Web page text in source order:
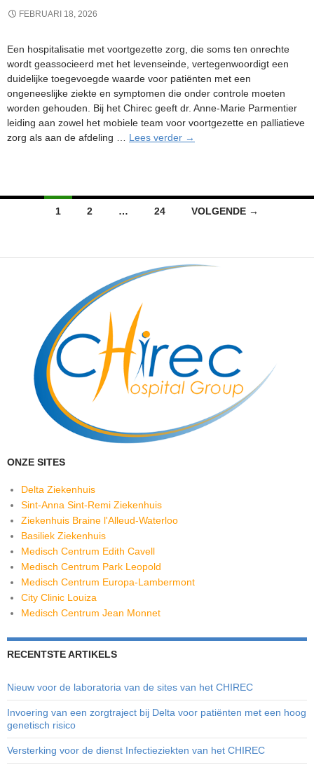
FEBRUARI 18, 2026
Een hospitalisatie met voortgezette zorg, die soms ten onrechte
wordt geassocieerd met het levenseinde, vertegenwoordigt een
duidelijke toegevoegde waarde voor patiënten met een
ongeneeslijke ziekte en symptomen die onder controle moeten
worden gehouden. Bij het Chirec geeft dr. Anne-Marie Parmentier
leiding aan zowel het mobiele team voor voortgezette en palliatieve
zorg als aan de afdeling … Lees verder Voortgezette
Chirec:
waardevol
→
Berichtennavigatie
1 2 … 24 VOLGENDE →
ONZE SITES
Delta Ziekenhuis
Sint-Anna Sint-Remi Ziekenhuis
Ziekenhuis Braine l'Alleud-Waterloo
Basiliek Ziekenhuis
Medisch Centrum Edith Cavell
Medisch Centrum Park Leopold
Medisch Centrum Europa-Lambermont
City Clinic Louiza
Medisch Centrum Jean Monnet
RECENTSTE ARTIKELS
Nieuw voor de laboratoria van de sites van het CHIREC
Invoering van een zorgtraject bij Delta voor patiënten met een hoog
genetisch risico
Versterking voor de dienst Infectieziekten van het CHIREC